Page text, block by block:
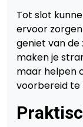
Tot slot
ervoor
geniet van de
maken je
maar helpen
voorbereid te